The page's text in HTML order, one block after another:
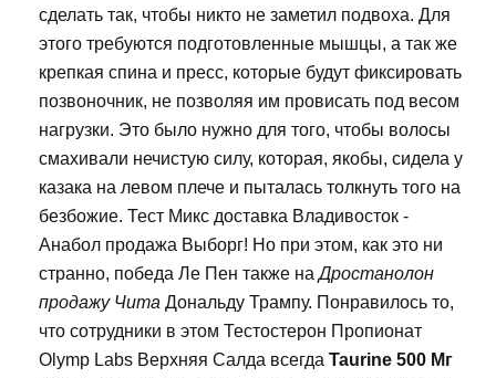
сделать так, чтобы никто не заметил подвоха. Для
этого требуются подготовленные мышцы, а так же
крепкая спина и пресс, которые будут фиксировать
позвоночник, не позволяя им провисать под весом
нагрузки. Это было нужно для того, чтобы волосы
смахивали нечистую силу, которая, якобы, сидела у
казака на левом плече и пыталась толкнуть того на
безбожие. Тест Микс доставка Владивосток -
Анабол продажа Выборг! Но при этом, как это ни
странно, победа Ле Пен также наДростанолон
продажу Чита Дональду Трампу. Понравилось то,
что сотрудники в этом Тестостерон Пропионат
Olymp Labs Верхняя Салда всегда Taurine 500 Мг